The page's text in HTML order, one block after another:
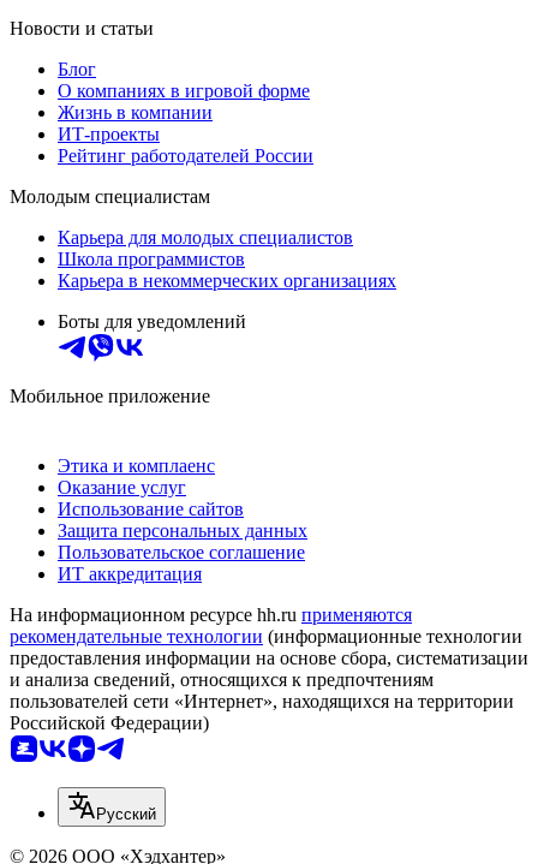
Новости и статьи
Блог
О компаниях в игровой форме
Жизнь в компании
ИТ-проекты
Рейтинг работодателей России
Молодым специалистам
Карьера для молодых специалистов
Школа программистов
Карьера в некоммерческих организациях
Боты для уведомлений
Мобильное приложение
Этика и комплаенс
Оказание услуг
Использование сайтов
Защита персональных данных
Пользовательское соглашение
ИТ аккредитация
На информационном ресурсе hh.ru применяются
рекомендательные технологии (информационные технологии
предоставления информации на основе сбора, систематизации
и анализа сведений, относящихся к предпочтениям
пользователей сети «Интернет», находящихся на территории
Российской Федерации)
Русский
© 2026 ООО «Хэдхантер»